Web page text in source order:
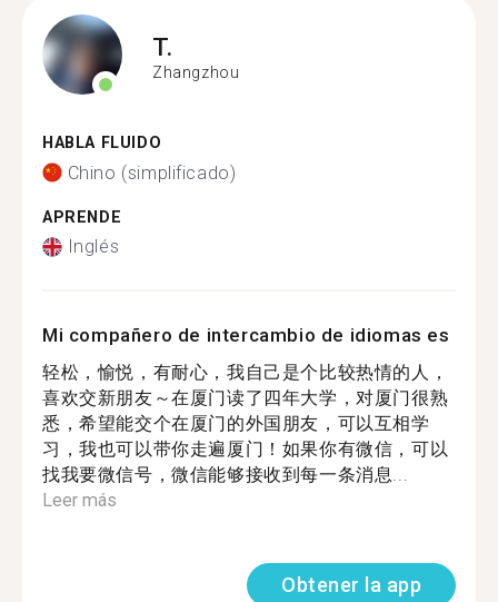
T.
Zhangzhou
HABLA FLUIDO
Chino (simplificado)
APRENDE
Inglés
Mi compañero de intercambio de idiomas es
轻松，愉悦，有耐心，我自己是个比较热情的人，
喜欢交新朋友～在厦门读了四年大学，对厦门很熟
悉，希望能交个在厦门的外国朋友，可以互相学
习，我也可以带你走遍厦门！如果你有微信，可以
找我要微信号，微信能够接收到每一条消息...
Leer más
Obtener la app